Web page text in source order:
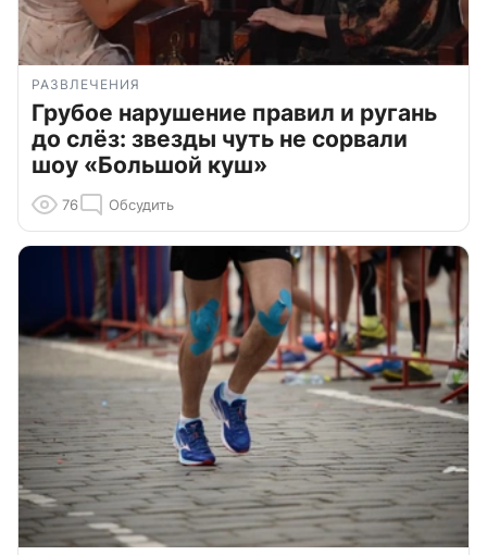
РАЗВЛЕЧЕНИЯ
Грубое нарушение правил и ругань
до слёз: звезды чуть не сорвали
шоу «Большой куш»
76 Обсудить